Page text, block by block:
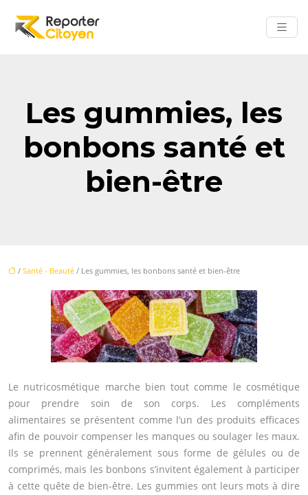
Les gummies, les
bonbons santé et
bien-être
/ Santé - Beauté / Les gummies, les bonbons santé et bien-être
Le nutricosmétique marche bien tout comme le cosmétique
pour prendre soin de son corps. Les compléments
alimentaires se présentent comme l’un des produits efficaces
afin de pouvoir compenser les manques ou soulager les maux.
Ils se prennent généralement sous forme de gélules ou de
comprimés, mais les bonbons s’invitent également à participer
à cette quête de bien-être. Les gummies ont leurs mots à dire